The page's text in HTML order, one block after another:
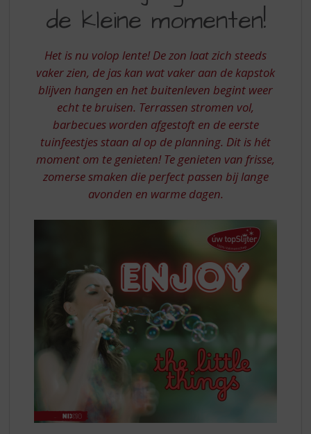
VIER
DE
KLEINE
MOMENTEN
de kleine momenten!
Het is nu volop lente! De zon laat zich steeds
vaker zien, de jas kan wat vaker aan de kapstok
blijven hangen en het buitenleven begint weer
echt te bruisen. Terrassen stromen vol,
barbecues worden afgestoft en de eerste
tuinfeestjes staan al op de planning. Dit is hét
moment om te genieten! Te genieten van frisse,
zomerse smaken die perfect passen bij lange
avonden en warme dagen.